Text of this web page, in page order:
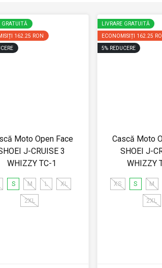
GRATUITĂ
162.25 RON
Moto Open Face
J-CRUISE 3
WHIZZY TC-1
S M L XL
2XL
LIVRARE GRATUITĂ
ECONOMISIȚI 162.25
5% REDUCERE
Cască Moto
SHOEI J-
WHIZZY
XS S M
2XL